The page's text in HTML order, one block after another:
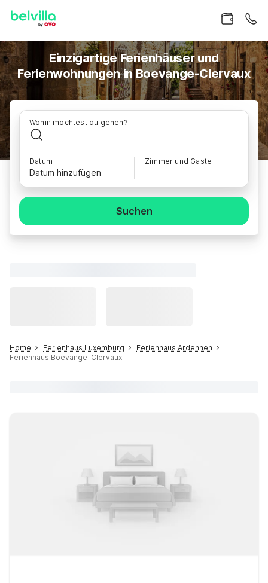
Einzigartige Ferienhäuser und
Ferienwohnungen in Boevange-Clervaux
Wohin möchtest du gehen?
Datum
Datum hinzufügen
Zimmer und Gäste
Suchen
Home Ferienhaus Luxemburg
Ferienhaus Ardennen
Ferienhaus Boevange-Clervaux